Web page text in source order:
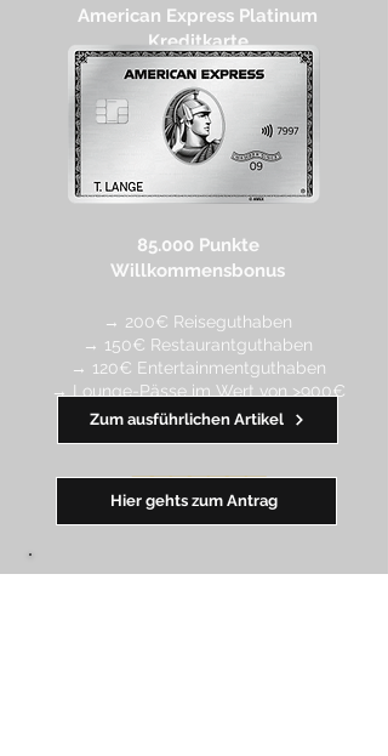
American Express Platinum
Kreditkarte
85.000 Punkte
Willkommensbonus
→ 200€ Reiseguthaben
→ 150€ Restaurantguthaben
→ 120€ Entertainmentguthaben
→ Lounge-Pässe im Wert von >900€
━━━━━━━
Zum ausführlichen Artikel
Hier gehts zum Antrag